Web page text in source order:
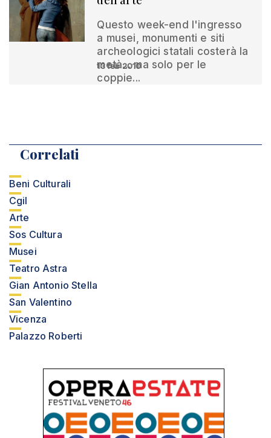
Questo week-end l'ingresso
a musei, monumenti e siti
archeologici statali costerà la
metà… ma solo per le
coppie...
13 feb 2010
Correlati
Beni Culturali
Cgil
Arte
Sos Cultura
Musei
Teatro Astra
Gian Antonio Stella
San Valentino
Vicenza
Palazzo Roberti